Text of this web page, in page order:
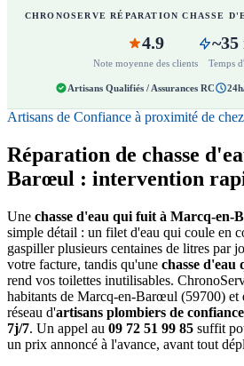
CHRONOSERVE RÉPARATION CHASSE
4.9
Note moyenne des clients Temps
Artisans Qualifiés / Assurances RC
Artisans de Confiance à proximité de
Réparation de chasse
Barœul : intervention
Une chasse d'eau qui fuit à Marcq-en-
simple détail : un filet d'eau qui coule en
gaspiller plusieurs centaines de litres par
votre facture, tandis qu'une chasse d'eau
rend vos toilettes inutilisables.
habitants de Marcq-en-Barœul (59700) et
réseau d'artisans plombiers de confiance
7j/7. Un appel au 09 72 51 99 85 suffit
un prix annoncé à l'avance, avant tout